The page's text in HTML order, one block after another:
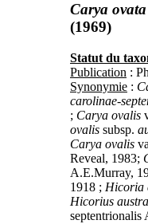
Carya ovata
(1969)
Statut du
Publication :
Synonymie :
carolinae-
; Carya ovalis
ovalis subsp.
Carya ovalis
Reveal, 1983;
A.E.Murray,
1918 ; Hicoria
Hicorius
septentrionalis